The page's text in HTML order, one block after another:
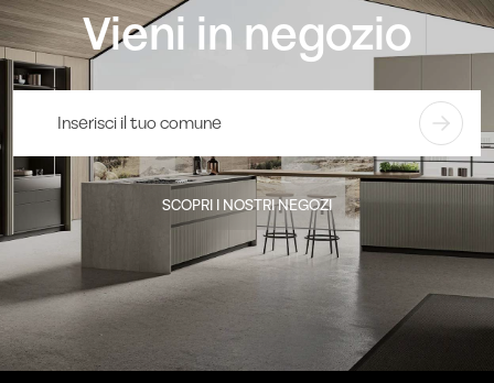
Vieni in negozio
SCOPRI I NOSTRI NEGOZI